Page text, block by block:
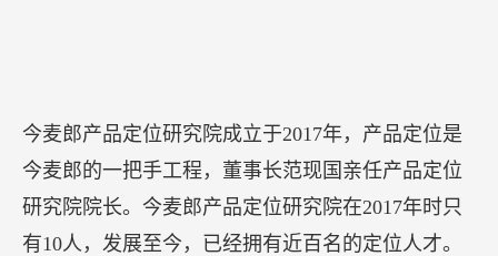
今麦郎产品定位研究院成立于2017年，产品定位是
今麦郎的一把手工程，董事长范现国亲任产品定位
研究院院长。今麦郎产品定位研究院在2017年时只
有10人，发展至今，已经拥有近百名的定位人才。